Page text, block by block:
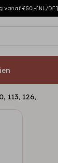
vanaf €50,-[NL/DE]
113, 126,